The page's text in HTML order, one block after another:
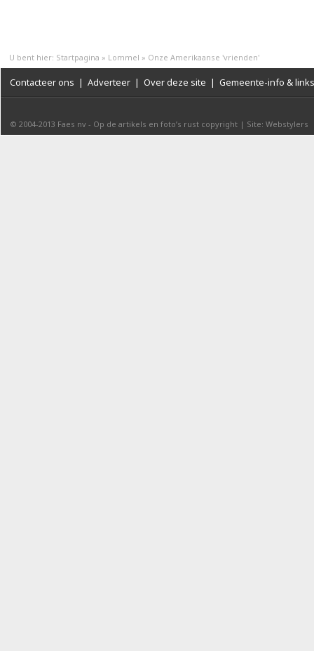
U bent hier: Startpagina » Lommel » Onze Amerikaanse 'vrienden'
Contacteer ons | Adverteer | Over deze site | Gemeente-info & links
© 2004-2013 Faes nv - Op de artikels en foto’s rust copyright | Site: Webstylers